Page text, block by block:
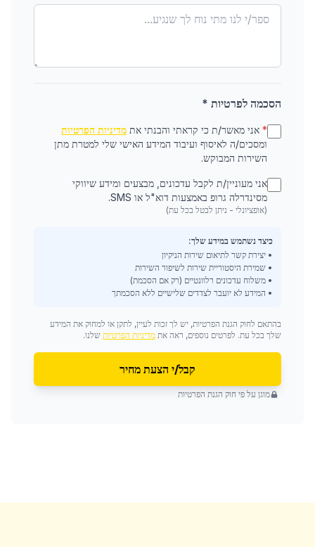
הסכמה לפרטיות *
* אני מאשר/ת כי קראתי והבנתי את מדיניות הפרטיות
ומסכים/ה לאיסוף ועיבוד המידע האישי שלי למטרת מתן
השירות המבוקש.
אני מעוניין/ת לקבל עדכונים, מבצעים ומידע שיווקי
מסינדרלה גרופ באמצעות דוא"ל או SMS.
(אופציונלי - ניתן לבטל בכל עת)
כיצד נשתמש במידע שלך:
• יצירת קשר לתיאום שירות הניקיון
• שמירת היסטוריית שירות לשיפור השירות
• משלוח עדכונים רלוונטיים (רק אם הסכמת)
• המידע לא יועבר לצדדים שלישיים ללא הסכמתך
בהתאם לחוק הגנת הפרטיות, יש לך זכות לעיין, לתקן או למחוק את המידע
שלך בכל עת. לפרטים נוספים, ראה את מדיניות הפרטיות שלנו.
קבל/י הצעת מחיר
מוגן על פי חוק הגנת הפרטיות